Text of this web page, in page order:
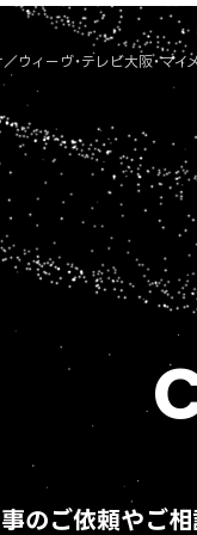
ウィーヴ・テレビ大阪・マ
のご依頼やご相